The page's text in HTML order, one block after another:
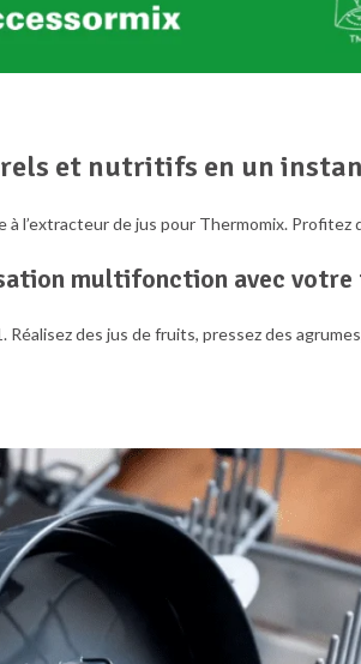
et nutritifs en un
l’extracteur de jus pour Thermomix.
multifonction avec votre
des jus de fruits, pressez des